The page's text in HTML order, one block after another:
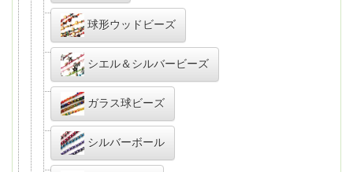
球形ウッドビーズ
シエル＆シルバービーズ
ガラス球ビーズ
シルバーボール